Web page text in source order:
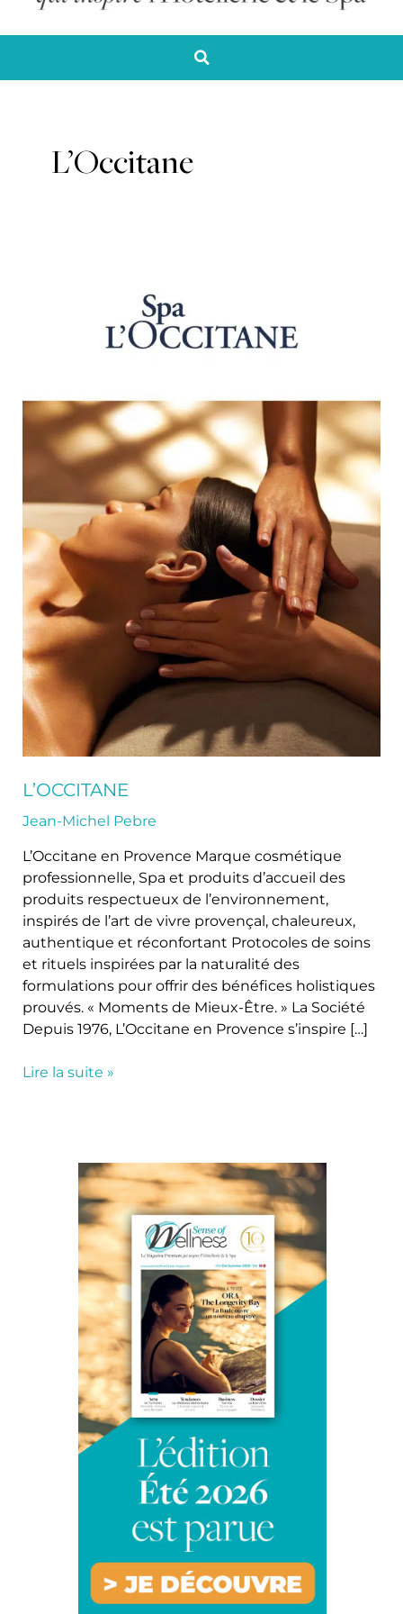
L’Occitane
L’OCCITANE
Jean-Michel Pebre
L’Occitane en Provence Marque cosmétique
professionnelle, Spa et produits d’accueil des
produits respectueux de l’environnement,
inspirés de l’art de vivre provençal, chaleureux,
authentique et réconfortant Protocoles de soins
et rituels inspirées par la naturalité des
formulations pour offrir des bénéfices holistiques
prouvés. « Moments de Mieux-Être. » La Société
Depuis 1976, L’Occitane en Provence s’inspire […]
Lire la suite »